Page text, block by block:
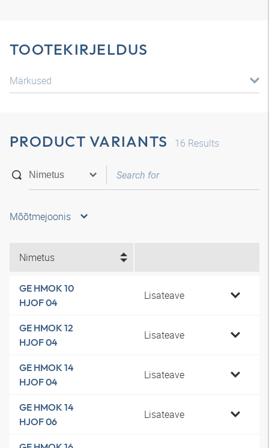
TOOTEKIRJELDUS
Märkused
PRODUCT VARIANTS 16 Results
Mõõtmejoonis
Nimetus
GE HMOK 10
HJOF 04
Lisateave
GE HMOK 12
HJOF 04
Lisateave
GE HMOK 14
HJOF 04
Lisateave
GE HMOK 14
HJOF 06
Lisateave